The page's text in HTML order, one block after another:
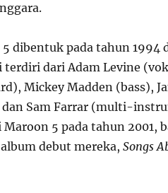
dibentuk pada tahun 1994
terdiri dari Adam Levine
Mickey Madden (bass),
Sam Farrar (multi-
5 pada tahun 2001,
debut mereka, Songs